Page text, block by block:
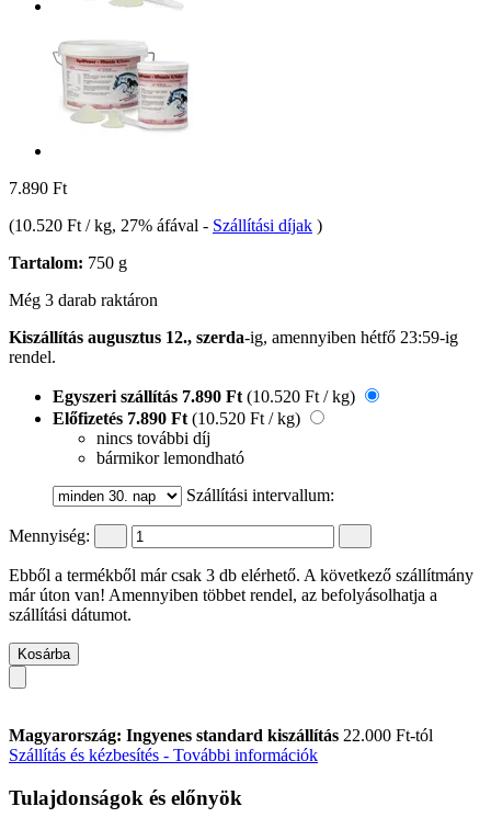
7.890 Ft
(10.520 Ft / kg, 27% áfával - Szállítási díjak )
Tartalom: 750 g
Még 3 darab raktáron
Kiszállítás augusztus 12., szerda-ig, amennyiben hétfő 23:59-ig
rendel.
Egyszeri szállítás 7.890 Ft (10.520 Ft / kg)
Előfizetés 7.890 Ft (10.520 Ft / kg)
nincs további díj
bármikor lemondható
Szállítási intervallum:
Mennyiség:
Ebből a termékből már csak 3 db elérhető. A következő szállítmány
már úton van! Amennyiben többet rendel, az befolyásolhatja a
szállítási dátumot.
Kosárba
Magyarország: Ingyenes standard kiszállítás 22.000 Ft-tól
Szállítás és kézbesítés - További információk
Tulajdonságok és előnyök